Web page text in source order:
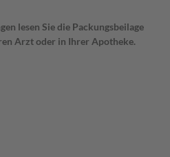
lesen Sie die Packungsbeilage
Arzt oder in Ihrer Apotheke.